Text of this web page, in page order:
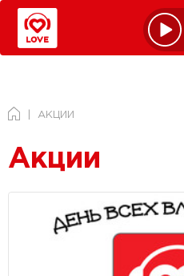
АКЦИИ
Акции